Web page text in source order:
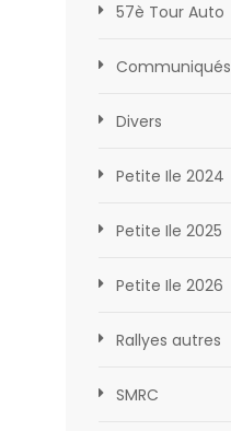
57è Tour Auto
Communiqués
Divers
Petite Ile 2024
Petite Ile 2025
Petite Ile 2026
Rallyes autres
SMRC